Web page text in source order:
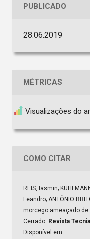
PUBLICADO
28.06.2019
MÉTRICAS
Visualizações do
COMO CITAR
REIS, Iasmin;
Leandro; ANTÔNIO
morcego ameaçado
Cerrado. Revista Tecnia
Disponível em: